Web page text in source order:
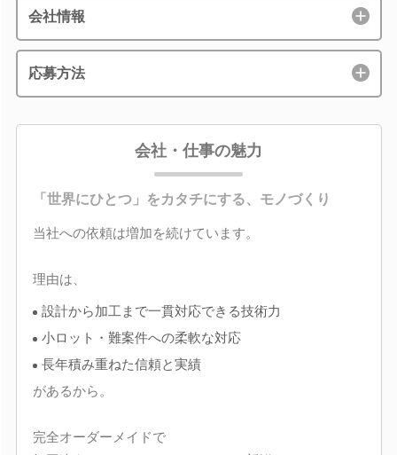
会社情報
応募方法
会社・仕事の魅力
「世界にひとつ」をカタチにする、モノづくり
当社への依頼は増加を続けています。
理由は、
設計から加工まで一貫対応できる技術力
小ロット・難案件への柔軟な対応
長年積み重ねた信頼と実績
があるから。
完全オーダーメイドで